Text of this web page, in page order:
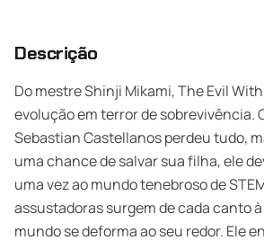
Descrição
Do mestre Shinji Mikami, The Evil
evolução em terror de sobrevivência.
Sebastian Castellanos perdeu tudo,
uma chance de salvar sua filha, ele
uma vez ao mundo tenebroso de
assustadoras surgem de cada canto
mundo se deforma ao seu redor. Ele